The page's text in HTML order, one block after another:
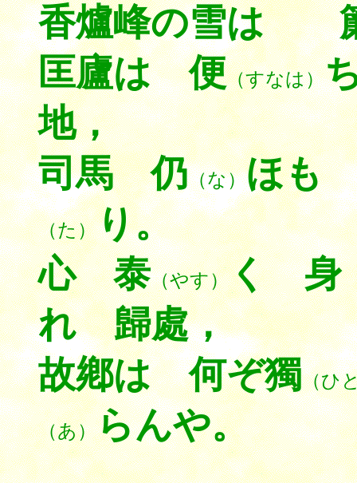
香爐峰の雪は
匡廬は 便（すなは）
地，
司馬 仍（な）ほも
（た）り。
心 泰（やす）く
れ 歸處，
故鄕は 何ぞ獨（ひ
（あ）らんや。